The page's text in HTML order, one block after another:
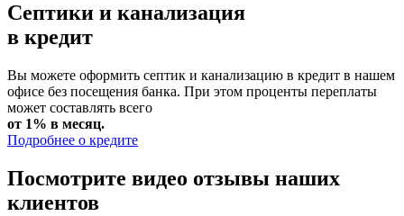
Септики и канализация
в кредит
Вы можете оформить септик и канализацию в кредит в нашем
офисе без посещения банка. При этом проценты переплаты
может составлять всего
от 1% в месяц.
Подробнее о кредите
Посмотрите видео отзывы наших
клиентов